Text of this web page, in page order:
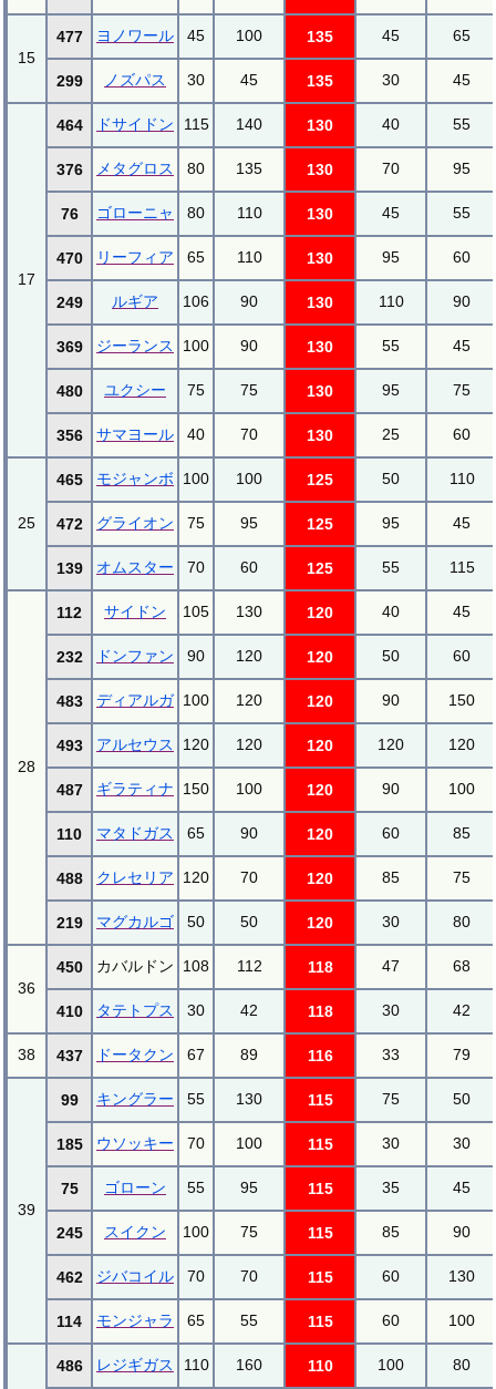
15
477 ヨノワール 45 100 135 45 65
299 ノズパス 30 45 135 30 45
17
464 ドサイドン 115 140 130 40 55
376 メタグロス 80 135 130 70 95
76 ゴローニャ 80 110 130 45 55
470 リーフィア 65 110 130 95 60
249 ルギア 106 90 130 110 90
369 ジーランス 100 90 130 55 45
480 ユクシー 75 75 130 95 75
356 サマヨール 40 70 130 25 60
25
465 モジャンボ 100 100 125 50 110
472 グライオン 75 95 125 95 45
139 オムスター 70 60 125 55 115
28
112 サイドン 105 130 120 40 45
232 ドンファン 90 120 120 50 60
483 ディアルガ 100 120 120 90 150
493 アルセウス 120 120 120 120 120
487 ギラティナ 150 100 120 90 100
110 マタドガス 65 90 120 60 85
488 クレセリア 120 70 120 85 75
219 マグカルゴ 50 50 120 30 80
36
450 カバルドン 108 112 118 47 68
410 タテトプス 30 42 118 30 42
38 437 ドータクン 67 89 116 33 79
39
99 キングラー 55 130 115 75 50
185 ウソッキー 70 100 115 30 30
75 ゴローン 55 95 115 35 45
245 スイクン 100 75 115 85 90
462 ジバコイル 70 70 115 60 130
114 モンジャラ 65 55 115 60 100
486 レジギガス 110 160 110 100 80